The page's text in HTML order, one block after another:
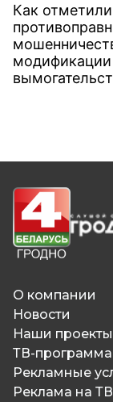
Как
О компании
Новости
Наши проекты
ТВ-программа
Рекламные
Реклама на ТВ